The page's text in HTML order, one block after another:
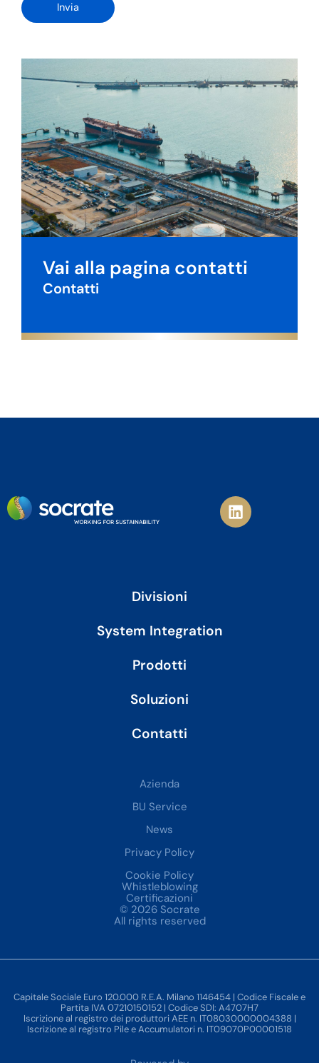
Invia
Vai alla pagina contatti
Contatti
L
i
n
Divisioni
System Integration
Prodotti
Soluzioni
Contatti
Azienda
BU Service
News
Privacy Policy
Cookie Policy
Whistleblowing
Certificazioni
© 2026 Socrate
All rights reserved
Capitale Sociale Euro 120.000 R.E.A. Milano 1146454 | Codice Fiscale e
Partita IVA 07210150152 | Codice SDI: A4707H7
Iscrizione al registro dei produttori AEE n. IT08030000004388 |
Iscrizione al registro Pile e Accumulatori n. IT09070P00001518